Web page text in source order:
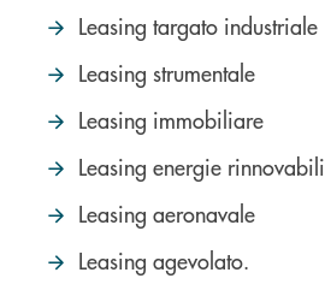
Leasing targato industriale
Leasing strumentale
Leasing immobiliare
Leasing energie rinnovabili
Leasing aeronavale
Leasing agevolato.